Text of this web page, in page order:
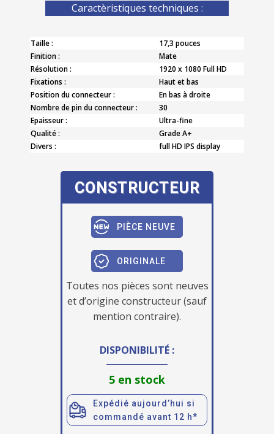
Caractèristiques techniques :
Taille :
17,3 pouces
Finition :
Mate
Résolution :
1920 x 1080 Full HD
Fixations :
Haut et bas
Position du connecteur :
En bas à droite
Nombre de pin du connecteur :
30
Epaisseur :
Ultra-fine
Qualité :
Grade A+
Divers :
full HD IPS display
CONSTRUCTEUR
PIÈCE NEUVE
ORIGINALE
Toutes nos pièces sont neuves
et d’origine constructeur (sauf
mention contraire).
DISPONIBILITÉ :
5 en stock
Expédié aujourd’hui si
commandé avant 12 h*